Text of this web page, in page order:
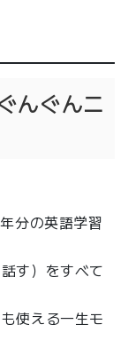
んぐんニ
分の英語学習
す）をすべて
使える一生モ